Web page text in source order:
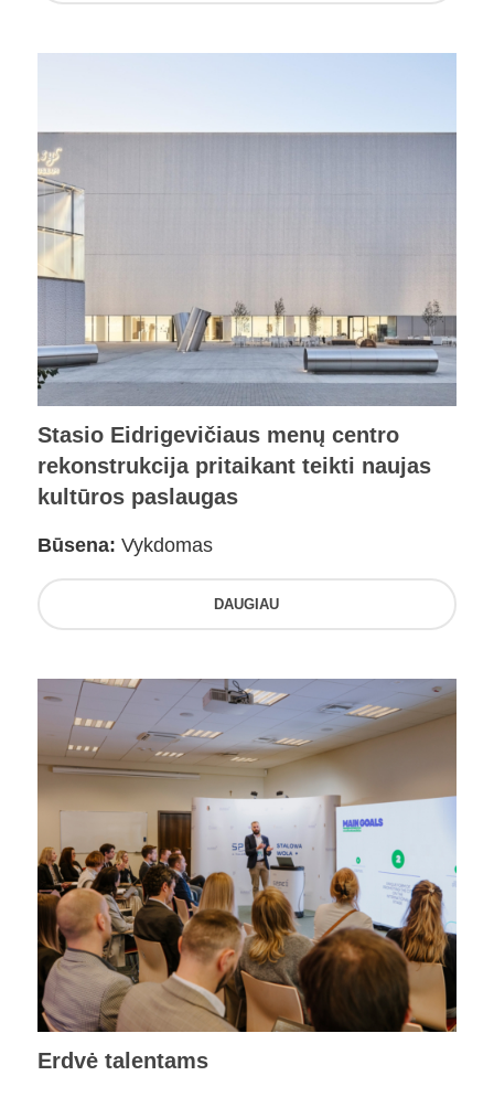
Stasio Eidrigevičiaus menų centro
rekonstrukcija pritaikant teikti naujas
kultūros paslaugas
Būsena: Vykdomas
DAUGIAU
Erdvė talentams